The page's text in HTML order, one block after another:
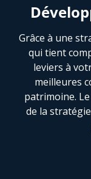
Grâce à une
qui tient
leviers à
meilleures
patrimoine.
de la